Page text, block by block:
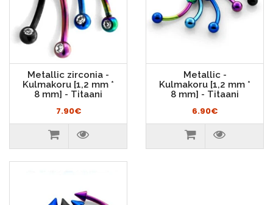
Metallic zirconia -
Kulmakoru [1,2 mm *
8 mm] - Titaani
7.90€
Metallic -
Kulmakoru [1,2 mm *
8 mm] - Titaani
6.90€